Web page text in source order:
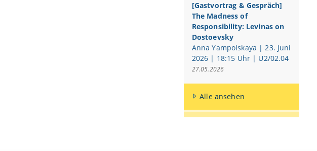
[Gastvortrag & Gespräch]
The Madness of
Responsibility: Levinas on
Dostoevsky
Anna Yampolskaya | 23. Juni
2026 | 18:15 Uhr | U2/02.04
27.05.2026
Alle ansehen